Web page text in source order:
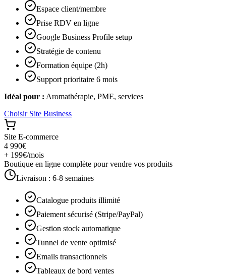
Espace client/membre
Prise RDV en ligne
Google Business Profile setup
Stratégie de contenu
Formation équipe (2h)
Support prioritaire 6 mois
Idéal pour : Aromathérapie, PME, services
Choisir Site Business
Site E-commerce
4 990€
+ 199€/mois
Boutique en ligne complète pour vendre vos produits
Livraison : 6-8 semaines
Catalogue produits illimité
Paiement sécurisé (Stripe/PayPal)
Gestion stock automatique
Tunnel de vente optimisé
Emails transactionnels
Tableaux de bord ventes